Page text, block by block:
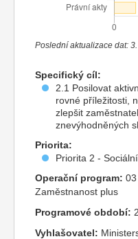
Poslední aktualizace dat:
Specifický cíl:
2.1 Posilovat
rovné příležitosti,
zlepšit
znevýhodněných
Priorita:
Priorita 2 -
Operační program:
Zaměstnanost plus
Programové období:
Vyhlašovatel: